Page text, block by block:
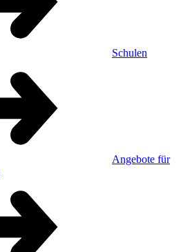
Schulen
Angebote für